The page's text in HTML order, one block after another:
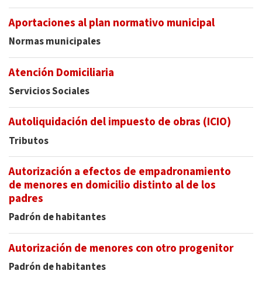
Aportaciones al plan normativo municipal
Normas municipales
Atención Domiciliaria
Servicios Sociales
Autoliquidación del impuesto de obras (ICIO)
Tributos
Autorización a efectos de empadronamiento
de menores en domicilio distinto al de los
padres
Padrón de habitantes
Autorización de menores con otro progenitor
Padrón de habitantes